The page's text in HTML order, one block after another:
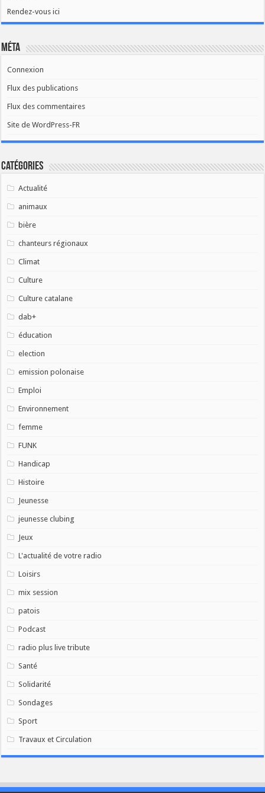
Rendez-vous ici
Méta
Connexion
Flux des publications
Flux des commentaires
Site de WordPress-FR
Catégories
Actualité
animaux
bière
chanteurs régionaux
Climat
Culture
Culture catalane
dab+
éducation
election
emission polonaise
Emploi
Environnement
femme
FUNK
Handicap
Histoire
Jeunesse
jeunesse clubing
Jeux
L'actualité de votre radio
Loisirs
mix session
patois
Podcast
radio plus live tribute
Santé
Solidarité
Sondages
Sport
Travaux et Circulation